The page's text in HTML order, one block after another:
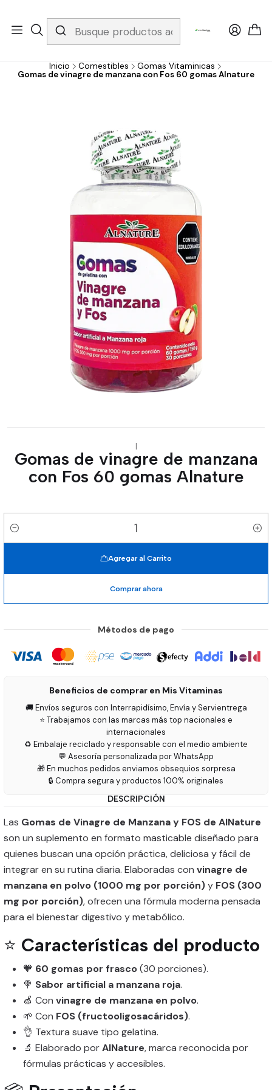
Whatsapp 3229079958/ Fijo 6019251796 / Envios a todo el país y
gratis apartir de 199.000!
Inicio Comestibles
Gomas Vitaminicas
Gomas de vinagre de manzana con Fos 60 gomas Alnature
|
Gomas de vinagre de manzana
con Fos 60 gomas Alnature
Cantidad
Agregar al Carrito
Comprar ahora
Métodos de pago
Beneficios de comprar en Mis Vitaminas
🚚 Envíos seguros con Interrapidísimo, Envía y Servientrega
⭐ Trabajamos con las marcas más top nacionales e
internacionales
♻️ Embalaje reciclado y responsable con el medio ambiente
💬 Asesoría personalizada por WhatsApp
🎁 En muchos pedidos enviamos obsequios sorpresa
🔒 Compra segura y productos 100% originales
DESCRIPCIÓN
Las Gomas de Vinagre de Manzana y FOS de AlNature
son un suplemento en formato masticable diseñado para
quienes buscan una opción práctica, deliciosa y fácil de
integrar en su rutina diaria. Elaboradas con vinagre de
manzana en polvo (1000 mg por porción)y FOS (300
mg por porción), ofrecen una fórmula moderna pensada
para el bienestar digestivo y metabólico.
⭐ Características del producto
🧡 60 gomas por frasco(30 porciones).
🍭 Sabor artificial a manzana roja.
🍏 Con vinagre de manzana en polvo.
🌱 Con FOS (fructooligosacáridos).
👌 Textura suave tipo gelatina.
🔬 Elaborado porAlNature, marca reconocida por
fórmulas prácticas y accesibles.